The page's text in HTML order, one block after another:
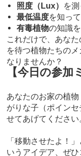
照度（Lux）
を
最低温度を知っ
有毒植物の知識
これだけで、あな
を待つ植物たちの
なりませんか？
【今日の参
あなたのお家の植物
がりな子（ポイン
せてあげてください
「移動させたよ！
いうアイデア、ぜ